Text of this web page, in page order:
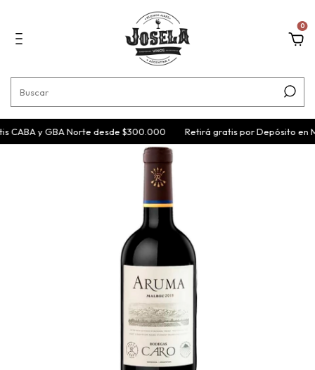
0
CABA y GBA Norte desde $300.000 Retirá gratis por Depósito en